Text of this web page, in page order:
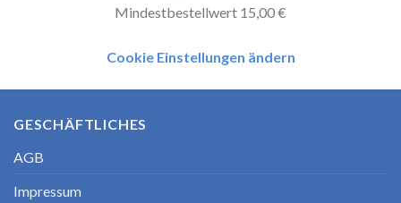
Mindestbestellwert 15,00 €
Cookie Einstellungen ändern
GESCHÄFTLICHES
AGB
Impressum